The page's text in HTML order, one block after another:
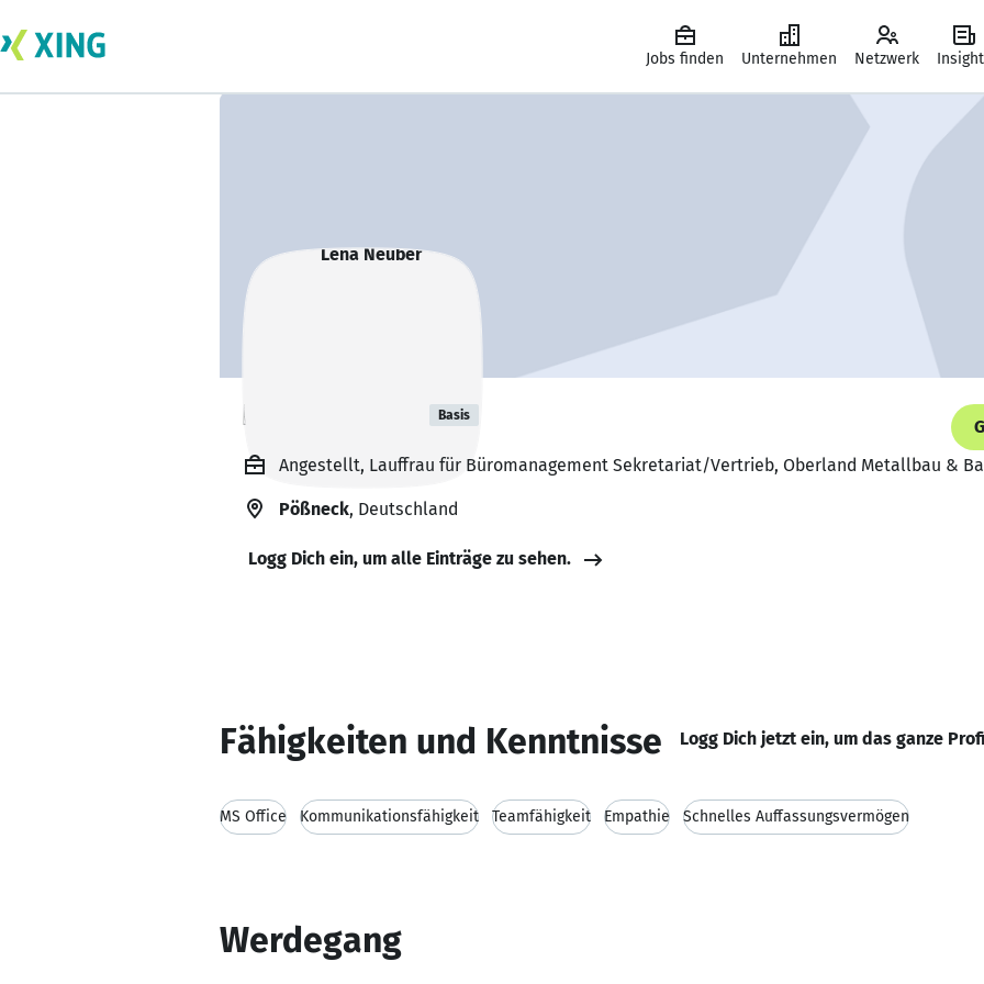
Jobs finden Unternehmen Netzwerk
Lena Neuber Basis
Angestellt, Lauffrau für Büromanagement Sekretariat/Vertrieb, Oberland Metallbau &
Pößneck, Deutschland
Logg Dich ein, um alle Einträge zu sehen.
Fähigkeiten und Kenntnisse Logg Dich jetzt ein, um das ganze
MS Office Kommunikationsfähigkeit Teamfähigkeit Empathie Schnelles Auffassungsvermögen
Werdegang